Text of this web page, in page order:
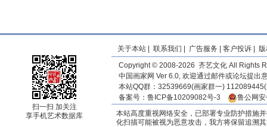
扫一扫 加关注
享手机艺术数据库
关于本站 联系我们 广告服务 客户投诉
Copyright © 2008-2026 齐艺文化 All Rights
中国画家网 Ver 6.0, 欢迎通过邮件或论坛提出
本站QQ群：32539669(画家群一)
备案号： 鲁ICP备10209082号-3
鲁公网
本站高度重视网络安全，已部署专业防护措施
化扫描可能被视为恶意攻击，我方将保留追溯